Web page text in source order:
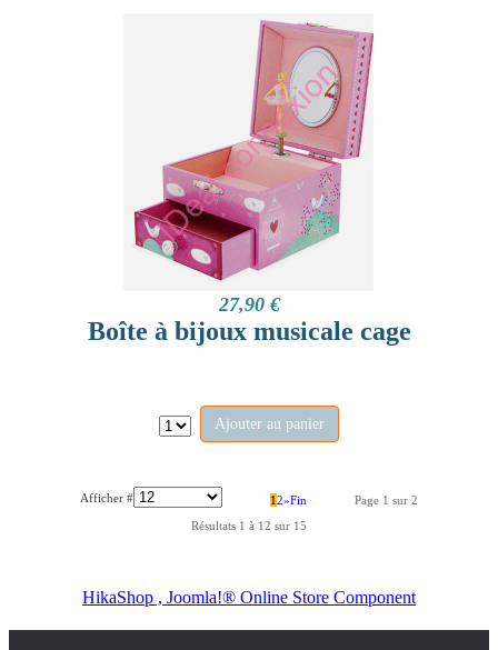
27,90 €
Boîte à bijoux musicale cage
Ajouter au panier
Afficher # 1 2»Fin
Page 1 sur 2
Résultats 1 à 12 sur 15
HikaShop , Joomla!® Online Store Component